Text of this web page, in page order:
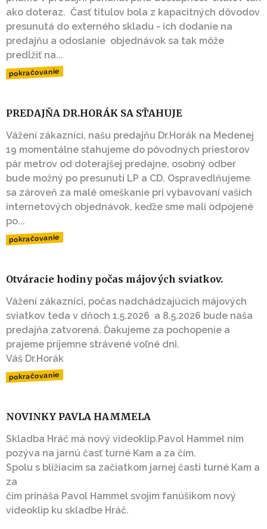
ako doteraz. Časť titulov bola z kapacitných dôvodov
presunutá do externého skladu - ich dodanie na
predajňu a odoslanie objednávok sa tak môže
predĺžiť na...
pokračovanie
PREDAJŇA DR.HORÁK SA SŤAHUJE
Vážení zákazníci, našu predajňu Dr.Horák na Medenej
19 momentálne sťahujeme do pôvodných priestorov
pár metrov od doterajšej predajne, osobný odber
bude možný po presunutí LP a CD. Ospravedlňujeme
sa zároveň za malé omeškanie pri vybavovaní vašich
internetových objednávok, keďže sme mali odpojené
po...
pokračovanie
Otváracie hodiny počas májových sviatkov.
Vážení zákazníci, počas nadchádzajúcich májových
sviatkov teda v dňoch 1.5.2026 a 8.5.2026 bude naša
predajňa zatvorená. Ďakujeme za pochopenie a
prajeme príjemne strávené voľné dni.
Váš Dr.Horák
pokračovanie
NOVINKY PAVLA HAMMELA
Skladba Hráč má nový videoklip.Pavol Hammel ním
pozýva na jarnú časť turné Kam a za čím.
Spolu s blížiacim sa začiatkom jarnej časti turné Kam a
za
čím prináša Pavol Hammel svojim fanúšikom nový
videoklip ku skladbe Hráč.